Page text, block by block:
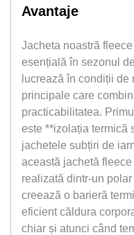
Avantaje
Jacheta noastră
esențială în sezonul
lucrează în condiții de
principale care
practicabilitatea.
este **izolația termică
jachetele subțiri de
această jachetă
realizată dintr-un
creează o barieră
eficient căldura
chiar și atunci când